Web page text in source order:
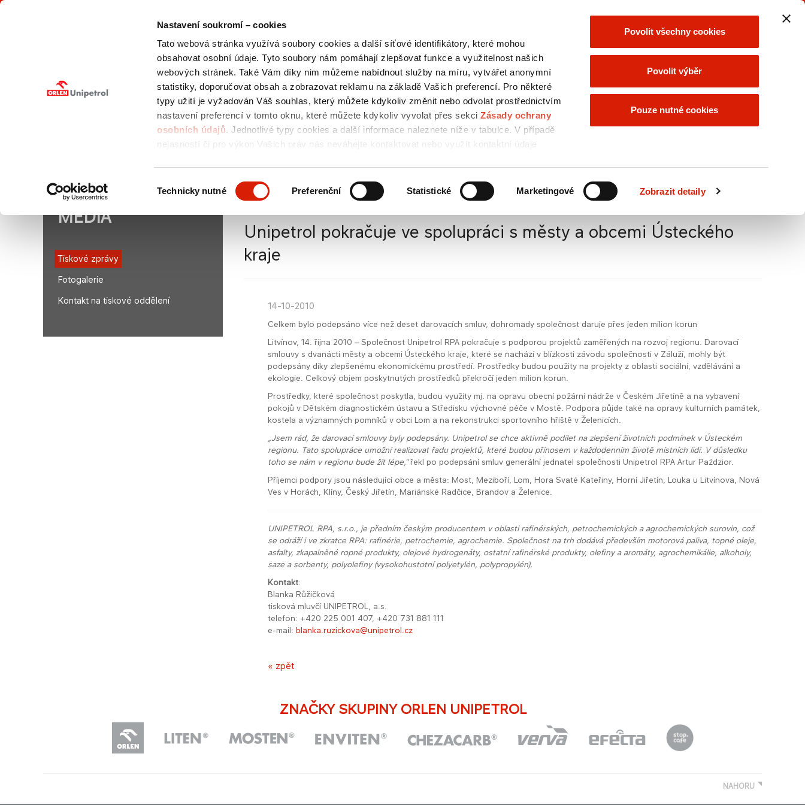
Nastavení soukromí – cookies
Tato webová stránka využívá soubory cookies a další síťové identifikátory, které mohou
obsahovat osobní údaje. Tyto soubory nám pomáhají zlepšovat funkce a využitelnost našich
webových stránek. Také Vám díky nim můžeme nabídnout služby na míru, vytvářet anonymní
statistiky, doporučovat obsah a zobrazovat reklamu na základě Vašich preferencí. Pro některé
typy užití je vyžadován Váš souhlas, který můžete kdykoliv změnit nebo odvolat prostřednictvím
nastavení preferencí v tomto oknu, které můžete kdykoliv vyvolat přes sekciZásady ochrany
osobních údajů. Jednotlivé typy cookies a další informace naleznete níže v tabulce. V případě
nejasností či pro výkon Vašich práv nás neváhejte kontaktovat nebo využít kontaktní údaje
souhlasu
Technicky nutné Preferenční Statistické Marketingové Zobrazit detaily
Povolit všechny cookies
Povolit výběr
Pouze nutné cookies
HLEDAT
SKUPINA ORLEN
VÝBĚROVÁ
ŘÍZENÍ
MÉDIA KARIÉRA
UDRŽITELNOST
/ ESG
KONTAKTY
NABÍDKA
SKUPINY
ORLEN
Jste zde: orlenunipetroldoprava.cz > CZ Média/Tiskové zprávy
Unipetrol
pokračuje ve spolupráci s městy a obcemi Ústeckého kraje
MÉDIA
Tiskové zprávy
Fotogalerie
Kontakt na tiskové oddělení
Unipetrol pokračuje ve spolupráci s městy a obcemi Ústeckého
kraje
14-10-2010
Celkem bylo podepsáno více než deset darovacích smluv, dohromady společnost daruje přes jeden milion korun
Litvínov, 14. října 2010 – Společnost Unipetrol RPA pokračuje s podporou projektů zaměřených na rozvoj regionu. Darovací
smlouvy s dvanácti městy a obcemi Ústeckého kraje, které se nachází v blízkosti závodu společnosti v Záluží, mohly být
podepsány díky zlepšenému ekonomickému prostředí. Prostředky budou použity na projekty z oblasti sociální, vzdělávání a
ekologie. Celkový objem poskytnutých prostředků překročí jeden milion korun.
Prostředky, které společnost poskytla, budou využity mj. na opravu obecní požární nádrže v Českém Jiřetíně a na vybavení
pokojů v Dětském diagnostickém ústavu a Středisku výchovné péče v Mostě. Podpora půjde také na opravy kulturních památek,
kostela a významných pomníků v obci Lom a na rekonstrukci sportovního hřiště v Želenicích.
„Jsem rád, že darovací smlouvy byly podepsány. Unipetrol se chce aktivně podílet na zlepšení životních podmínek v Ústeckém
regionu. Tato spolupráce umožní realizovat řadu projektů, které budou přínosem v každodenním životě místních lidí. V důsledku
toho se nám v regionu bude žít lépe,"řekl po podepsání smluv generální jednatel společnosti Unipetrol RPA Artur Paździor.
Příjemci podpory jsou následující obce a města: Most, Meziboří, Lom, Hora Svaté Kateřiny, Horní Jiřetín, Louka u Litvínova, Nová
Ves v Horách, Klíny, Český Jiřetín, Mariánské Radčice, Brandov a Želenice.
UNIPETROL RPA, s.r.o., je předním českým producentem v oblasti rafinérských, petrochemických a agrochemických surovin, což
se odráží i ve zkratce RPA: rafinérie, petrochemie, agrochemie. Společnost na trh dodává především motorová paliva, topné oleje,
asfalty, zkapalněné ropné produkty, olejové hydrogenáty, ostatní rafinérské produkty, olefiny a aromáty, agrochemikálie, alkoholy,
saze a sorbenty, polyolefiny (vysokohustotní polyetylén, polypropylén).
Kontakt:
Blanka Růžičková
tisková mluvčí UNIPETROL, a.s.
telefon: +420 225 001 407, +420 731 881 111
e-mail: blanka.ruzickova@unipetrol.cz
« zpět
ZNAČKY SKUPINY ORLEN UNIPETROL
NAHORU